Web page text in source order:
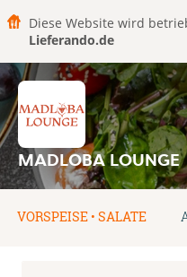
Diese Website wird
Lieferando.de
MADLOBA LOUNGE
VORSPEISE • SALATE